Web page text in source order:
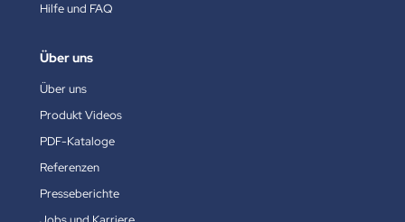
Hilfe und FAQ
Über uns
Über uns
Produkt Videos
PDF-Kataloge
Referenzen
Presseberichte